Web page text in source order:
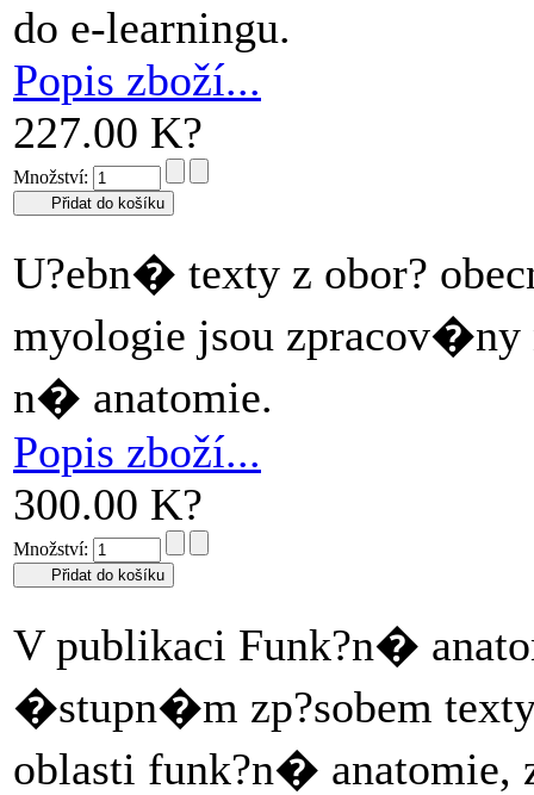
do e-learningu.
Popis zboží...
227.00 K?
Množství:
U?ebn� texty z obor?
myologie jsou
n� anatomie.
Popis zboží...
300.00 K?
Množství:
V publikaci Funk?n�
�stupn�m zp?sobem
oblasti funk?n�